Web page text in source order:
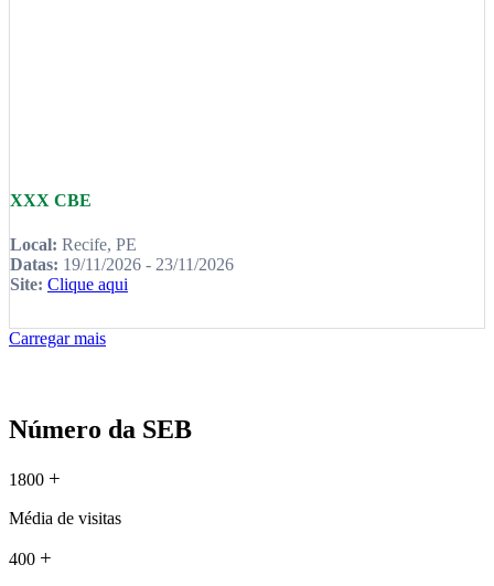
XXX CBE
Local: Recife, PE
Datas: 19/11/2026 - 23/11/2026
Site: Clique aqui
Carregar mais
Número da SEB
1800 +
Média de visitas
400 +